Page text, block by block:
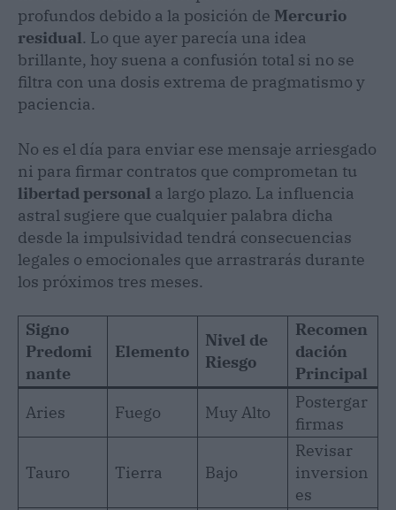
profundos debido a la posición de Mercurio
residual. Lo que ayer parecía una idea
brillante, hoy suena a confusión total si no se
filtra con una dosis extrema de pragmatismo y
paciencia.
No es el día para enviar ese mensaje arriesgado
ni para firmar contratos que comprometan tu
libertad personal a largo plazo. La influencia
astral sugiere que cualquier palabra dicha
desde la impulsividad tendrá consecuencias
legales o emocionales que arrastrarás durante
los próximos tres meses.
Signo
Predomi
nante
Elemento
Nivel de
Riesgo
Recomen
dación
Principal
Aries
Fuego Muy Alto
Postergar
firmas
Tauro Tierra Bajo
Revisar
inversion
es